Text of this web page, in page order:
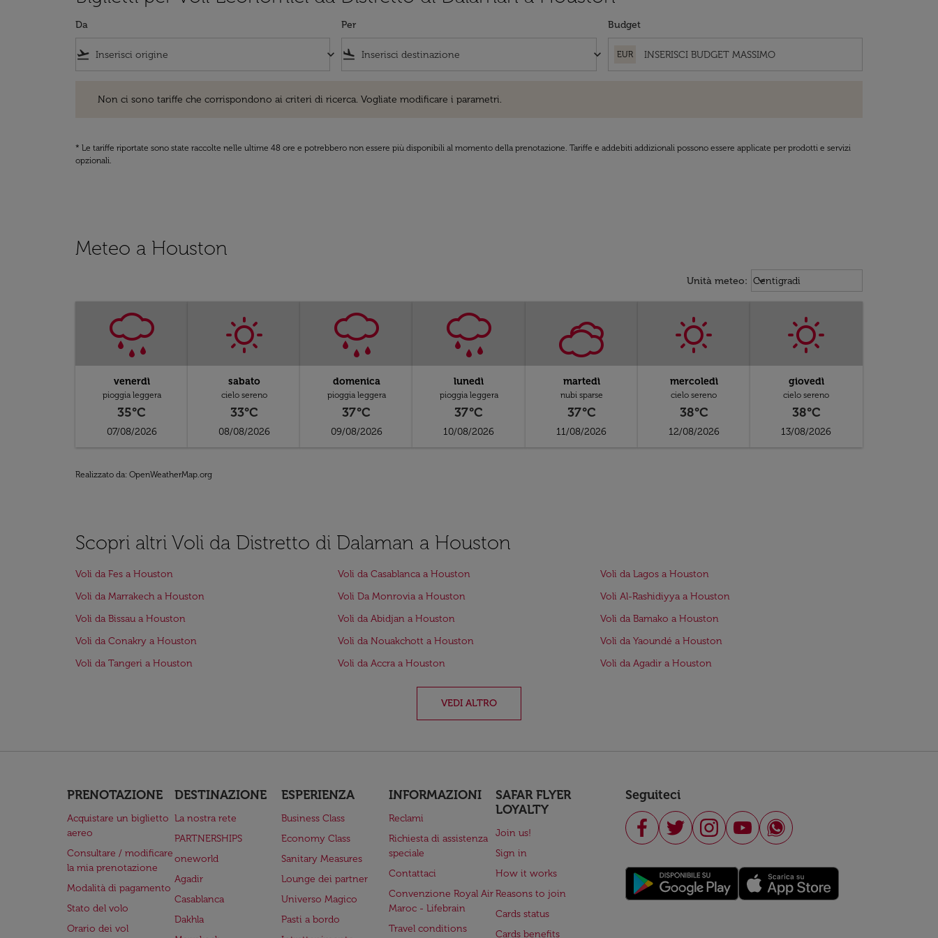
Da
flight_takeoff keyboard_arrow_down
Per
flight_land keyboard_arrow_down
Budget
EUR
Non ci sono tariffe che corrispondono ai criteri di ricerca. Vogliate modificare i parametri.
* Le tariffe riportate sono state raccolte nelle ultime 48 ore e potrebbero non essere più disponibili al momento della prenotazione. Tariffe e addebiti addizionali possono essere applicate per prodotti e servizi
opzionali.
Meteo a Houston
Unità meteo: Weather unit option Centigradi
Centigradi
keyboard_arrow_down
venerdì
pioggia leggera
35°C
07/08/2026
sabato
cielo sereno
33°C
08/08/2026
domenica
pioggia leggera
37°C
09/08/2026
lunedì
pioggia leggera
37°C
10/08/2026
martedì
nubi sparse
37°C
11/08/2026
mercoledì
cielo sereno
38°C
12/08/2026
giovedì
cielo sereno
38°C
13/08/2026
Realizzato da: OpenWeatherMap.org
Scopri altri Voli da Distretto di Dalaman a Houston
Voli da Fes a Houston Voli da Casablanca a Houston
Voli da Lagos a Houston
Voli da Marrakech a Houston
Voli Da Monrovia a Houston
Voli Al-Rashidiyya a Houston
Voli da Bissau a Houston
Voli da Abidjan a Houston
Voli da Bamako a Houston
Voli da Conakry a Houston
Voli da Nouakchott a Houston
Voli da Yaoundé a Houston
Voli da Tangeri a Houston
Voli da Accra a Houston Voli da Agadir a Houston
VEDI ALTRO
PRENOTAZIONE
Acquistare un biglietto
aereo
Consultare / modificare
la mia prenotazione
Modalità di pagamento
Stato del volo
Orario dei vol
DESTINAZIONE
La nostra rete
PARTNERSHIPS
oneworld
Agadir
Casablanca
Dakhla
ESPERIENZA
Business Class
Economy Class
Sanitary Measures
Lounge dei partner
Universo Magico
Pasti a bordo
INFORMAZIONI
Reclami
Richiesta di assistenza
speciale
Contattaci
Convenzione Royal Air
Maroc - Lifebrain
Travel conditions
SAFAR FLYER
LOYALTY
Join us!
Sign in
How it works
Reasons to join
Cards status
Cards benefits
Seguiteci